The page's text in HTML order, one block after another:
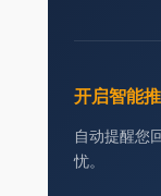
开启智能
自动提醒您
忧。